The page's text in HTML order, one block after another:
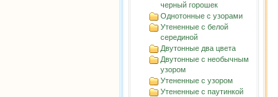
черный горошек
Однотонные с узорами
Утененные с белой
серединой
Двутонные два цвета
Двутонные с необычным
узором
Утененные с узором
Утененные с паутинкой